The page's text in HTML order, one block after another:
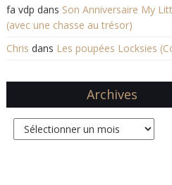
fa vdp dans Son Anniversaire My
(avec une chasse au trésor)
Chris dans Les poupées Locksies
Archives
Archives